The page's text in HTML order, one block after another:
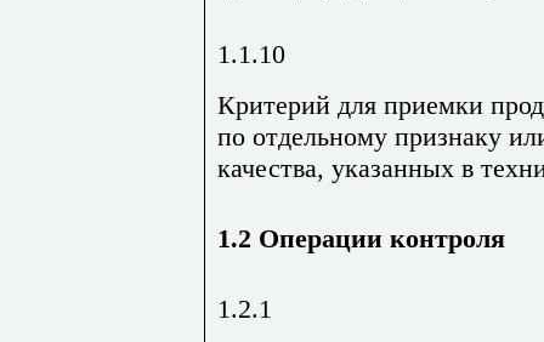
1.1.10
Критерий для приемки
по отдельному признаку
качества, указанных в
1.2 Операции контроля
1.2.1